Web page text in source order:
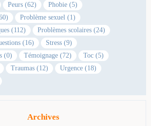
Peurs (62)
Phobie (5)
Problème sexuel (1)
(112)
Problèmes scolaires (24)
(16)
Stress (9)
(0)
Témoignage (72)
Toc (5)
Traumas (12)
Urgence (18)
Archives